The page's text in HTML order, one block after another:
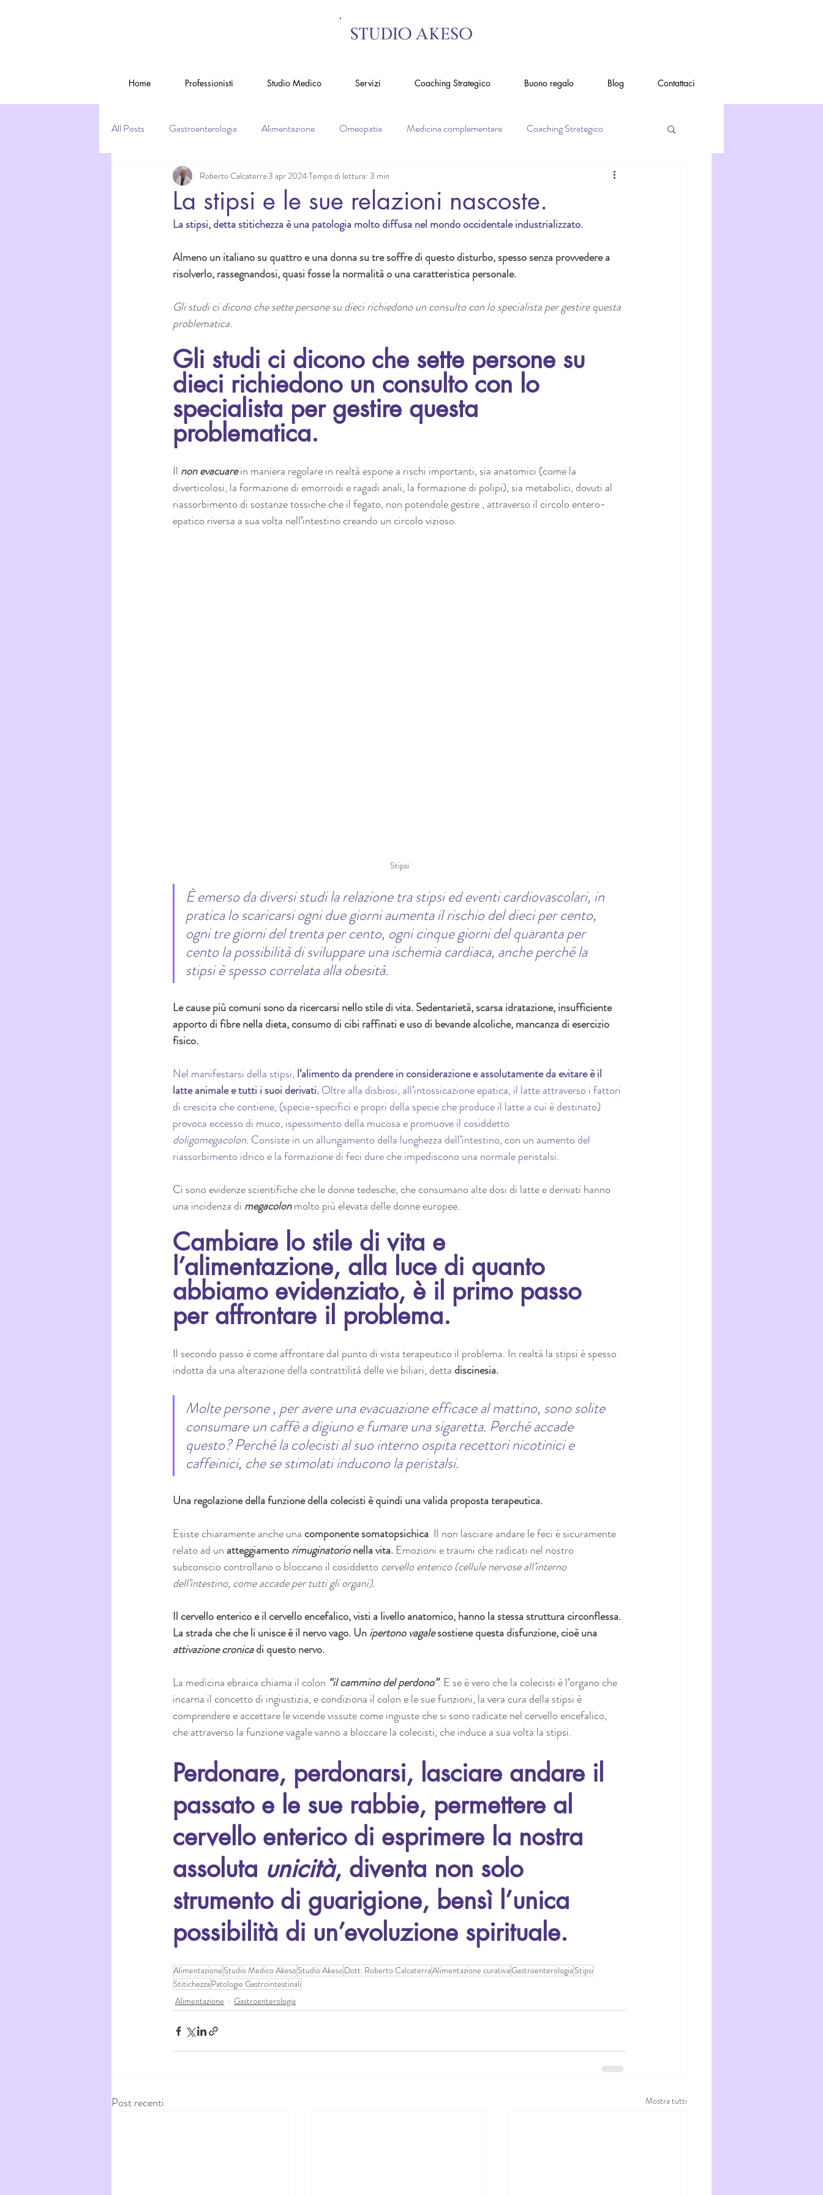
Home Professionisti Studio Medico Servizi Coaching Strategico Buono regalo Blog Contattaci
All Posts Gastroenterologia Alimentazione Omeopatia Medicina complementare Coaching Strategico
La stipsi e le sue relazioni nascoste.
Roberto Calcaterra 3 apr 2024Tempo di lettura: 3 min
La stipsi, detta stitichezza è una patologia molto diffusa nel mondo occidentale industrializzato.
Almeno un italiano su quattro e una donna su tre soffre di questo disturbo, spesso senza provvedere a
risolverlo, rassegnandosi, quasi fosse la normalità o una caratteristica personale.
Gli studi ci dicono che sette persone su dieci richiedono un consulto con lo specialista per gestire questa
problematica.
Gli studi ci dicono che sette persone su
dieci richiedono un consulto con lo
specialista per gestire questa
problematica.
Il non evacuare in maniera regolare in realtà espone a rischi importanti, sia anatomici (come la
diverticolosi, la formazione di emorroidi e ragadi anali, la formazione di polipi), sia metabolici, dovuti al
riassorbimento di sostanze tossiche che il fegato, non potendole gestire , attraverso il circolo entero-
epatico riversa a sua volta nell’intestino creando un circolo vizioso.
Stipsi
È emerso da diversi studi la relazione tra stipsi ed eventi cardiovascolari, in
pratica lo scaricarsi ogni due giorni aumenta il rischio del dieci per cento,
ogni tre giorni del trenta per cento, ogni cinque giorni del quaranta per
cento la possibilità di sviluppare una ischemia cardiaca, anche perché la
stipsi è spesso correlata alla obesità.
Le cause più comuni sono da ricercarsi nello stile di vita. Sedentarietà, scarsa idratazione, insufficiente
apporto di fibre nella dieta, consumo di cibi raffinati e uso di bevande alcoliche, mancanza di esercizio
fisico.
Nel manifestarsi della stipsi, l’alimento da prendere in considerazione e assolutamente da evitare è il
latte animale e tutti i suoi derivati. Oltre alla disbiosi, all’intossicazione epatica, il latte attraverso i fattori
di crescita che contiene, (specie-specifici e propri della specie che produce il latte a cui è destinato)
provoca eccesso di muco, ispessimento della mucosa e promuove il cosiddetto
doligomegacolon. Consiste in un allungamento della lunghezza dell’intestino, con un aumento del
riassorbimento idrico e la formazione di feci dure che impediscono una normale peristalsi.
Ci sono evidenze scientifiche che le donne tedesche, che consumano alte dosi di latte e derivati hanno
una incidenza di megacolon molto più elevata delle donne europee.
Cambiare lo stile di vita e
l’alimentazione, alla luce di quanto
abbiamo evidenziato, è il primo passo
per affrontare il problema.
Il secondo passo è come affrontare dal punto di vista terapeutico il problema. In realtà la stipsi è spesso
indotta da una alterazione della contrattilità delle vie biliari, detta discinesia.
Molte persone , per avere una evacuazione efficace al mattino, sono solite
consumare un caffè a digiuno e fumare una sigaretta. Perché accade
questo? Perché la colecisti al suo interno ospita recettori nicotinici e
caffeinici, che se stimolati inducono la peristalsi.
Una regolazione della funzione della colecisti è quindi una valida proposta terapeutica.
Esiste chiaramente anche una componente somatopsichica. Il non lasciare andare le feci è sicuramente
relato ad un atteggiamento rimuginatorio nella vita. Emozioni e traumi che radicati nel nostro
subconscio controllano o bloccano il cosiddetto cervello enterico (cellule nervose all’interno
dell’intestino, come accade per tutti gli organi).
Il cervello enterico e il cervello encefalico, visti a livello anatomico, hanno la stessa struttura circonflessa.
La strada che che li unisce è il nervo vago. Un ipertono vagale sostiene questa disfunzione, cioè una
attivazione cronica di questo nervo.
La medicina ebraica chiama il colon “il cammino del perdono”. E se è vero che la colecisti è l’organo che
incarna il concetto di ingiustizia, e condiziona il colon e le sue funzioni, la vera cura della stipsi è
comprendere e accettare le vicende vissute come ingiuste che si sono radicate nel cervello encefalico,
che attraverso la funzione vagale vanno a bloccare la colecisti, che induce a sua volta la stipsi.
Perdonare, perdonarsi, lasciare andare il
passato e le sue rabbie, permettere al
cervello enterico di esprimere la nostra
assoluta unicità, diventa non solo
strumento di guarigione, bensì l’unica
possibilità di un’evoluzione spirituale.
Alimentazione Studio Medico AkesoStudio AkesoDott. Roberto CalcaterraAlimentazione curativaGastroenterologia Stipsi
Stitichezza Patologie Gastrointestinali
Alimentazione
Gastroenterologia
Post recenti Mostra tutti